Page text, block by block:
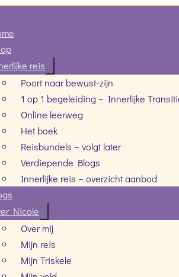
reis
Poort naar bewust-zijn
1 op 1 begeleiding – Innerlijke
Online leerweg
Het boek
Reisbundels – volgt later
Verdiepende Blogs
Innerlijke reis – overzicht aanbod
Nicole
Over mij
Mijn reis
Mijn Triskele